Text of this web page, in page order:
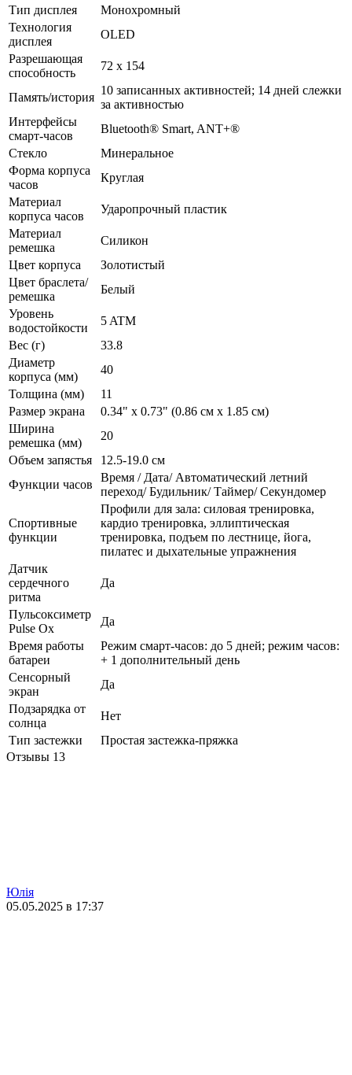
Тип дисплея
Монохромный
Технология
дисплея
OLED
Разрешающая
способность
72 x 154
Память/история
10 записанных активностей; 14 дней слежки
за активностью
Интерфейсы
смарт-часов
Bluetooth® Smart, ANT+®
Стекло
Минеральное
Форма корпуса
часов
Круглая
Материал
корпуса часов
Ударопрочный пластик
Материал
ремешка
Силикон
Цвет корпуса
Золотистый
Цвет браслета/
ремешка
Белый
Уровень
водостойкости
5 ATM
Вес (г)
33.8
Диаметр
корпуса (мм)
40
Толщина (мм)
11
Размер экрана
0.34" x 0.73" (0.86 см x 1.85 см)
Ширина
ремешка (мм)
20
Объем запястья
12.5-19.0 см
Функции часов
Время / Дата/ Автоматический летний
переход/ Будильник/ Таймер/ Секундомер
Спортивные
функции
Профили для зала: силовая тренировка,
кардио тренировка, эллиптическая
тренировка, подъем по лестнице, йога,
пилатес и дыхательные упражнения
Датчик
сердечного
ритма
Да
Пульсоксиметр
Pulse Ox
Да
Время работы
батареи
Режим смарт-часов: до 5 дней; режим часов:
+ 1 дополнительный день
Сенсорный
экран
Да
Подзарядка от
солнца
Нет
Тип застежки
Простая застежка-пряжка
Отзывы 13
Юлія
05.05.2025 в 17:37